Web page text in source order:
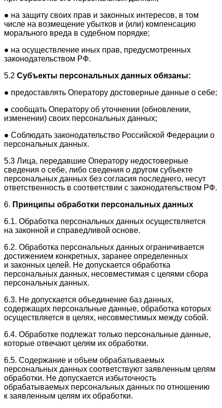
● на защиту своих прав и законных интересов, в том
числе на возмещение убытков и (или) компенсацию
морального вреда в судебном порядке;
● на осуществление иных прав, предусмотренных
законодательством РФ.
5.2 Субъекты персональных данных обязаны:
● предоставлять Оператору достоверные данные о себе;
● сообщать Оператору об уточнении (обновлении,
изменении) своих персональных данных;
● Соблюдать законодательство Российской Федерации о
персональных данных.
5.3 Лица, передавшие Оператору недостоверные
сведения о себе, либо сведения о другом субъекте
персональных данных без согласия последнего, несут
ответственность в соответствии с законодательством РФ.
6. Принципы обработки персональных данных
6.1. Обработка персональных данных осуществляется
на законной и справедливой основе.
6.2. Обработка персональных данных ограничивается
достижением конкретных, заранее определенных
и законных целей. Не допускается обработка
персональных данных, несовместимая с целями сбора
персональных данных.
6.3. Не допускается объединение баз данных,
содержащих персональные данные, обработка которых
осуществляется в целях, несовместимых между собой.
6.4. Обработке подлежат только персональные данные,
которые отвечают целям их обработки.
6.5. Содержание и объем обрабатываемых
персональных данных соответствуют заявленным целям
обработки. Не допускается избыточность
обрабатываемых персональных данных по отношению
к заявленным целям их обработки.